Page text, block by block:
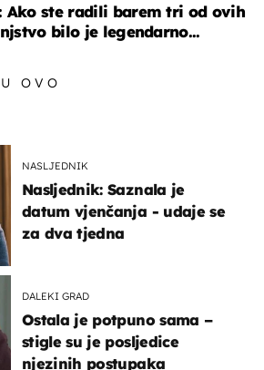
Ako ste radili barem tri od ovih
bilo je legendarno...
OVO
NASLJEDNIK
Nasljednik: Saznala je
datum vjenčanja - udaje se
za dva tjedna
DALEKI GRAD
Ostala je potpuno sama –
stigle su je posljedice
njezinih postupaka